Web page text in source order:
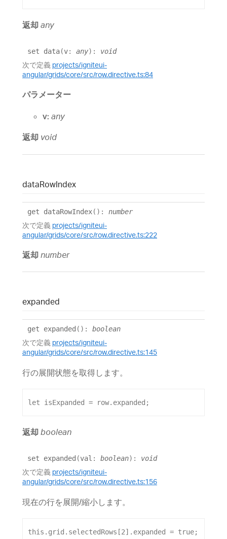
返却 any
set data(v: any) : void
次で定義 projects/igniteui-
angular/grids/core/src/row.directive.ts:84
パラメーター
v: any
返却 void
dataRowIndex
get dataRowIndex() : number
次で定義 projects/igniteui-
angular/grids/core/src/row.directive.ts:222
返却 number
expanded
get expanded () : boolean
次で定義 projects/igniteui-
angular/grids/core/src/row.directive.ts:145
行の展開状態を取得します。
let isExpanded = row. expanded ;
返却 boolean
set expanded (val : boolean) : void
次で定義 projects/igniteui-
angular/grids/core/src/row.directive.ts:156
現在の行を展開/縮小します。
this . grid . selectedRows [2]. expanded = true;